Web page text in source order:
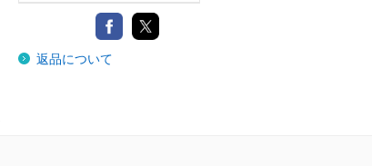
勁草書房
憲法判例百選 １
有斐閣
返品について